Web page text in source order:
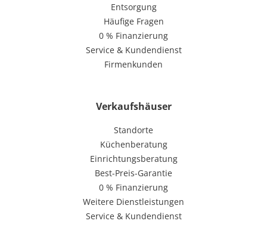
Entsorgung
Häufige Fragen
0 % Finanzierung
Service & Kundendienst
Firmenkunden
Verkaufshäuser
Standorte
Küchenberatung
Einrichtungsberatung
Best-Preis-Garantie
0 % Finanzierung
Weitere Dienstleistungen
Service & Kundendienst